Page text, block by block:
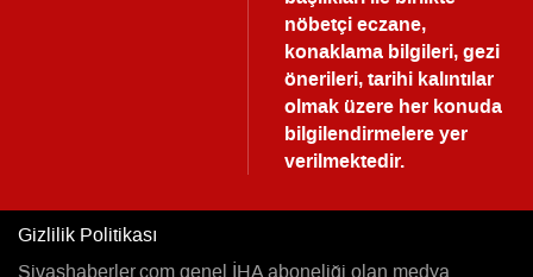
nöbetçi eczane,
konaklama bilgileri, gezi
önerileri, tarihi kalıntılar
olmak üzere her konuda
bilgilendirmelere yer
verilmektedir.
Gizlilik Politikası
Sivashaberler.com genel İHA aboneliği olan medya